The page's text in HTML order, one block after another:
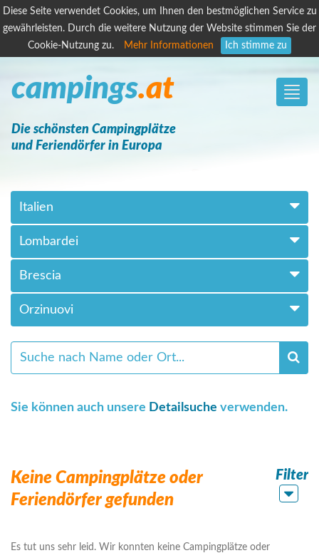
Diese Seite verwendet Cookies, um Ihnen den bestmöglichen Service zu
gewährleisten. Durch die weitere Nutzung der Website stimmen Sie der
Cookie-Nutzung zu.
Mehr Informationen Ich stimme zu
Toggle
campings.at
Die schönsten Campingplätze
und Feriendörfer in Europa
Italien
Lombardei
Brescia
Orzinuovi
Sie können auch unsere Detailsuche verwenden.
Keine Campingplätze oder
Feriendörfer gefunden
Filter
Es tut uns sehr leid. Wir konnten keine Campingplätze oder